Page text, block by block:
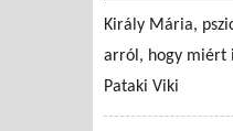
Király Mária,
arról, hogy miért
Pataki Viki